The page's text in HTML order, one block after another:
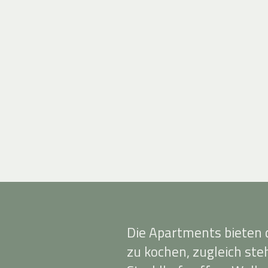
Die Apartments bieten
zu kochen, zugleich